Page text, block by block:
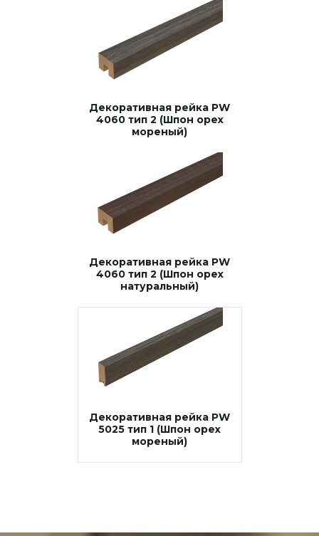
Декоративная рейка PW
4060 тип 2 (Шпон орех
мореный)
Декоративная рейка PW
4060 тип 2 (Шпон орех
натуральный)
Декоративная рейка PW
5025 тип 1 (Шпон орех
мореный)